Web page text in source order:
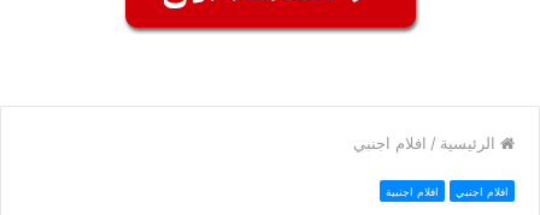
الرئيسية / افلام اجنبي
افلام اجنبي افلام اجنبية